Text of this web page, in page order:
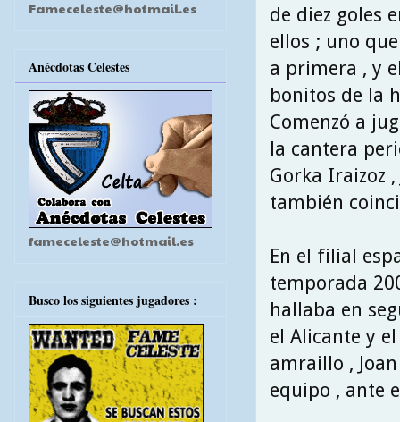
de diez goles
ellos ; uno
a primera , y
bonitos de la
Comenzó a
la cantera
Gorka Iraizoz
también
En el filial
temporada
hallaba en
el Alicante y
amraillo ,
equipo , ante
Fameceleste@hotmail.es
Anécdotas Celestes
fameceleste@hotmail.es
Busco los siguientes jugadores :